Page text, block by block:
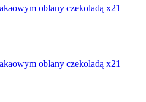
oblany czekoladą x21
oblany czekoladą x21